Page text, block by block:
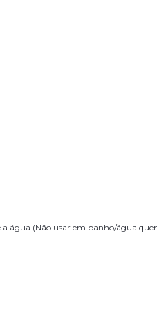
a água (Não usar em banho/água